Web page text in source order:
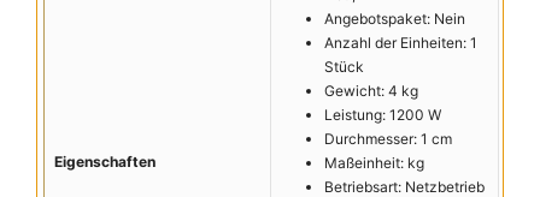
Eigenschaften
Angebotspaket: Nein
Anzahl der Einheiten: 1
Stück
Gewicht: 4 kg
Leistung: 1200 W
Durchmesser: 1 cm
Maßeinheit: kg
Betriebsart: Netzbetrieb